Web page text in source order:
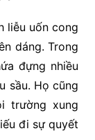
liễu uốn cong
dáng. Trong
đựng nhiều
sầu. Họ cũng
trường xung
đi sự quyết